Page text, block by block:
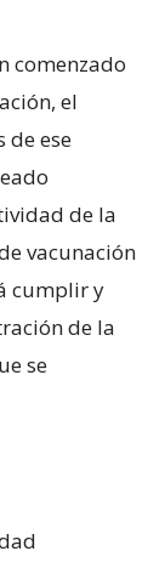
comenzado
el
de ese
de la
vacunación
cumplir y
de la
se